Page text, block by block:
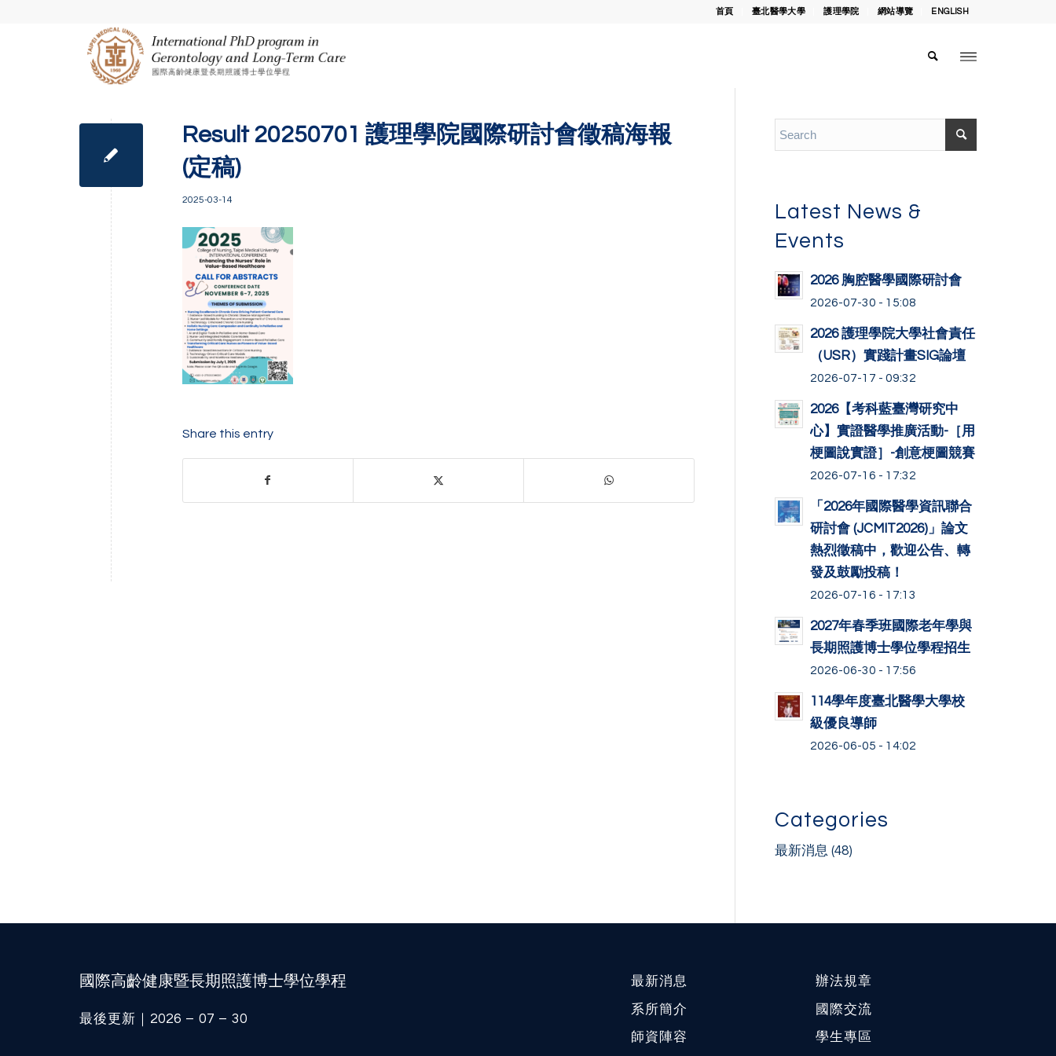
首頁 臺北醫學大學 護理學院 網站導覽 ENGLISH
Result 20250701 護理學院國際研討會徵稿海報
(定稿)
2025-03-14
Share this entry
Latest News &
Events
2026 胸腔醫學國際研討會
2026-07-30 - 15:08
2026 護理學院大學社會責任
（USR）實踐計畫SIG論壇
2026-07-17 - 09:32
2026【考科藍臺灣研究中
心】實證醫學推廣活動-［用
梗圖說實證］-創意梗圖競賽
2026-07-16 - 17:32
「2026年國際醫學資訊聯合
研討會 (JCMIT2026)」論文
熱烈徵稿中，歡迎公告、轉
發及鼓勵投稿！
2026-07-16 - 17:13
2027年春季班國際老年學與
長期照護博士學位學程招生
2026-06-30 - 17:56
114學年度臺北醫學大學校
級優良導師
2026-06-05 - 14:02
Categories
最新消息 (48)
國際高齡健康暨長期照護博士學位學程
最後更新｜2026 – 07 – 30
最新消息
系所簡介
師資陣容
辦法規章
國際交流
學生專區